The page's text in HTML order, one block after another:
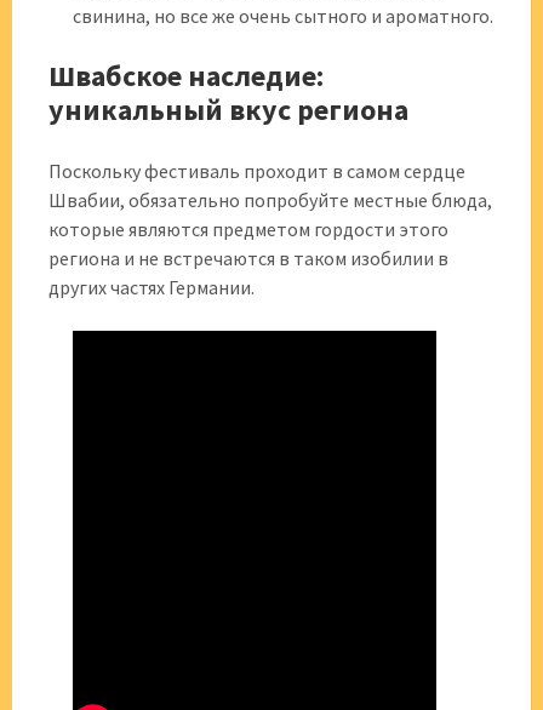
свинина, но все же очень сытного и ароматного.
Швабское наследие:
уникальный вкус региона
Поскольку фестиваль проходит в самом сердце
Швабии, обязательно попробуйте местные блюда,
которые являются предметом гордости этого
региона и не встречаются в таком изобилии в
других частях Германии.